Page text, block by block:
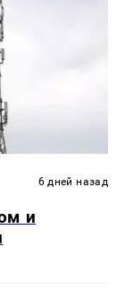
6 дней назад
и